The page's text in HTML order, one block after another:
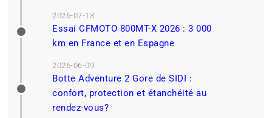
2026-07-13
Essai CFMOTO 800MT-X 2026 : 3 000
km en France et en Espagne
2026-06-09
Botte Adventure 2 Gore de SIDI :
confort, protection et étanchéité au
rendez-vous?